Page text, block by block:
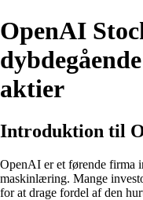
OpenAI
aktier
Introduktion til
OpenAI er et førende firma
maskinlæring. Mange
for at drage fordel af den